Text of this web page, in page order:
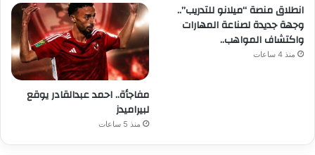
انطلاق منصة “ميلانو للتدريب”..
وجهة جديدة لصناعة المهارات
واكتشاف المواهب..
منذ 4 ساعات
مفاجأة.. احمد عبدالقادر يوقع
لبيراميدز
منذ 5 ساعات